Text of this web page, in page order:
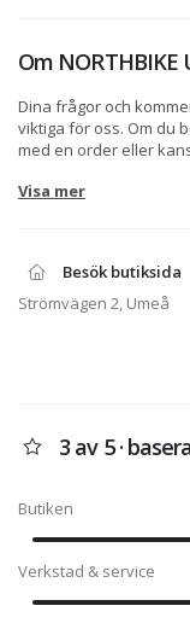
Om NORTHBIKE
Dina frågor och
viktiga för oss. Om du
med en order eller
vattenskoter tveka inte
kvällen eller helgen så
är på plats, då kan du
formuläret på höger
Visa mer
Besök butiksida
Strömvägen 2, Umeå
3 av 5 ·
Butiken
Verkstad & service